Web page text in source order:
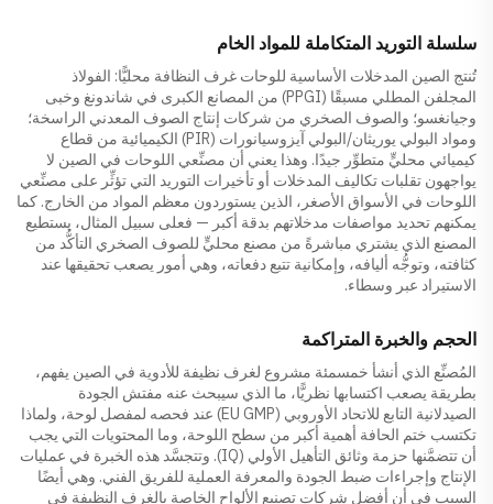
سلسلة التوريد المتكاملة للمواد الخام
تُنتج الصين المدخلات الأساسية للوحات غرف النظافة محليًّا: الفولاذ
المجلفن المطلي مسبقًا (PPGI) من المصانع الكبرى في شاندونغ وخبى
وجيانغسو؛ والصوف الصخري من شركات إنتاج الصوف المعدني الراسخة؛
ومواد البولي يوريثان/البولي آيزوسيانورات (PIR) الكيميائية من قطاع
كيميائي محليٍّ متطوِّر جيدًا. وهذا يعني أن مصنِّعي اللوحات في الصين لا
يواجهون تقلبات تكاليف المدخلات أو تأخيرات التوريد التي تؤثِّر على مصنِّعي
اللوحات في الأسواق الأصغر، الذين يستوردون معظم المواد من الخارج. كما
يمكنهم تحديد مواصفات مدخلاتهم بدقة أكبر — فعلى سبيل المثال، يستطيع
المصنع الذي يشتري مباشرةً من مصنع محليٍّ للصوف الصخري التأكُّد من
كثافته، وتوجُّه أليافه، وإمكانية تتبع دفعاته، وهي أمور يصعب تحقيقها عند
الاستيراد عبر وسطاء.
الحجم والخبرة المتراكمة
المُصنِّع الذي أنشأ خمسمئة مشروع لغرف نظيفة للأدوية في الصين يفهم،
بطريقة يصعب اكتسابها نظريًّا، ما الذي سيبحث عنه مفتش الجودة
الصيدلانية التابع للاتحاد الأوروبي (EU GMP) عند فحصه لمفصل لوحة، ولماذا
تكتسب ختم الحافة أهمية أكبر من سطح اللوحة، وما المحتويات التي يجب
أن تتضمَّنها حزمة وثائق التأهيل الأولي (IQ). وتتجسَّد هذه الخبرة في عمليات
الإنتاج وإجراءات ضبط الجودة والمعرفة العملية للفريق الفني. وهي أيضًا
السبب في أن أفضل شركات تصنيع الألواح الخاصة بالغرف النظيفة في